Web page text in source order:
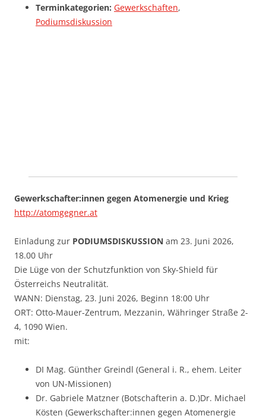
Terminkategorien: Gewerkschaften,
Podiumsdiskussion
Gewerkschafter:innen gegen Atomenergie und Krieg
http://atomgegner.at
Einladung zur PODIUMSDISKUSSION am 23. Juni 2026,
18.00 Uhr
Die Lüge von der Schutzfunktion von Sky-Shield für
Österreichs Neutralität.
WANN: Dienstag, 23. Juni 2026, Beginn 18:00 Uhr
ORT: Otto-Mauer-Zentrum, Mezzanin, Währinger Straße 2-
4, 1090 Wien.
mit:
DI Mag. Günther Greindl (General i. R., ehem. Leiter
von UN-Missionen)
Dr. Gabriele Matzner (Botschafterin a. D.)Dr. Michael
Kösten (Gewerkschafter:innen gegen Atomenergie